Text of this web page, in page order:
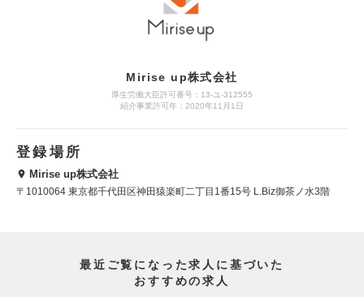
Mirise up株式会社
厚生労働大臣許可番号：13-ユ-312555
紹介事業許可年：2020年11月1日
登録場所
Mirise up株式会社
〒1010064 東京都千代田区神田猿楽町二丁目1番15号 L.Biz御茶ノ水3階
最近ご覧になった求人に基づいた
おすすめの求人